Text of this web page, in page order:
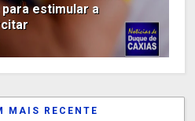
estimular a
MAIS RECENTE